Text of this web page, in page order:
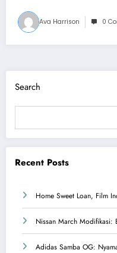
Ava Harrison 0
Search
Recent Posts
Home Sweet Loan, Film
Nissan March Modifikasi:
Adidas Samba OG: